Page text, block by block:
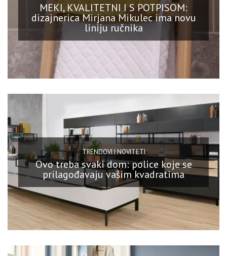
MEKI, KVALITETNI I S POTPISOM:
dizajnerica Mirjana Mikulec ima novu
liniju ručnika
TRENDOVI I NOVITETI
Ovo treba svaki dom: police koje se
prilagođavaju vašim kvadratima